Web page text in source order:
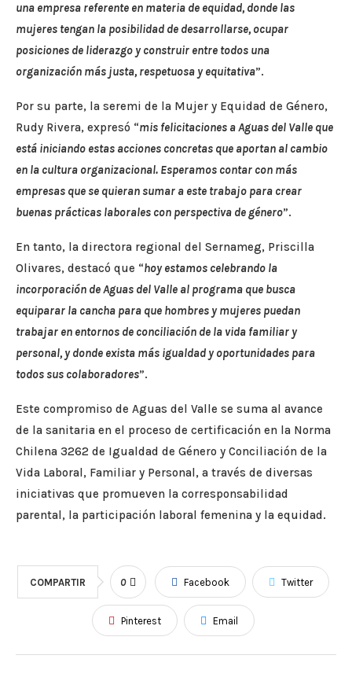
una empresa referente en materia de equidad, donde las
mujeres tengan la posibilidad de desarrollarse, ocupar
posiciones de liderazgo y construir entre todos una
organización más justa, respetuosa y equitativa”.
Por su parte, la seremi de la Mujer y Equidad de Género,
Rudy Rivera, expresó “mis felicitaciones a Aguas del Valle que
está iniciando estas acciones concretas que aportan al cambio
en la cultura organizacional. Esperamos contar con más
empresas que se quieran sumar a este trabajo para crear
buenas prácticas laborales con perspectiva de género”.
En tanto, la directora regional del Sernameg, Priscilla
Olivares, destacó que “hoy estamos celebrando la
incorporación de Aguas del Valle al programa que busca
equiparar la cancha para que hombres y mujeres puedan
trabajar en entornos de conciliación de la vida familiar y
personal, y donde exista más igualdad y oportunidades para
todos sus colaboradores”.
Este compromiso de Aguas del Valle se suma al avance
de la sanitaria en el proceso de certificación en la Norma
Chilena 3262 de Igualdad de Género y Conciliación de la
Vida Laboral, Familiar y Personal, a través de diversas
iniciativas que promueven la corresponsabilidad
parental, la participación laboral femenina y la equidad.
COMPARTIR 0 Facebook Twitter
Pinterest Email